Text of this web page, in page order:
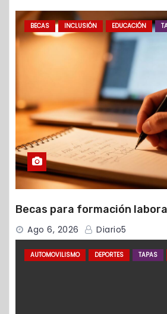
BECAS INCLUSIÓN EDUCACIÓN
Becas para formación
Ago 6, 2026 Diario5
AUTOMOVILISMO DEPORTES TAPAS